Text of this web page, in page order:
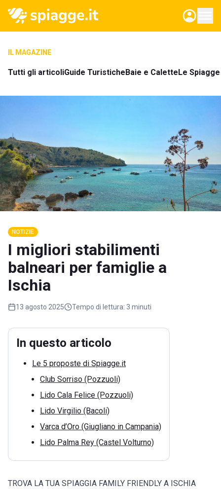
IL MAGAZINE
Tutti gli articoliGuide TuristicheBaie e CaletteLe
NOTIZIE
I migliori stabilimenti
balneari per famiglie a
Ischia
13 agosto 2025 Tempo di lettura: 3 minuti
In questo articolo
Le 5 proposte di Spiagge.it
Club Sorriso (Pozzuoli)
Lido Cala Felice (Pozzuoli)
Lido Virgilio (Bacoli)
Varca d’Oro (Giugliano in Campania)
Lido Palma Rey (Castel Volturno)
TROVA LA TUA SPIAGGIA FAMILY FRIENDLY A ISCHIA